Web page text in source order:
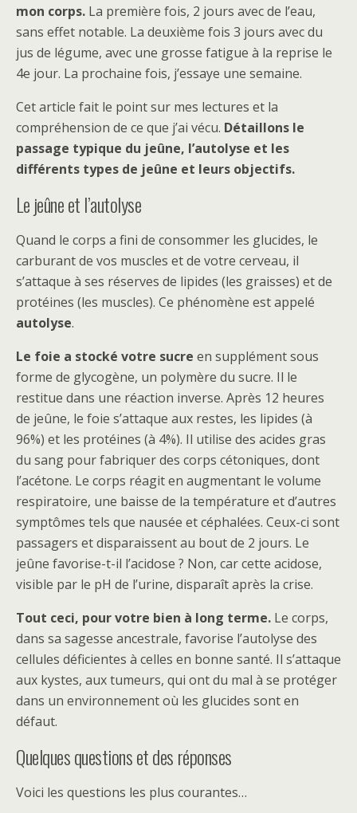
mon corps. La première fois, 2 jours avec de l’eau,
sans effet notable. La deuxième fois 3 jours avec du
jus de légume, avec une grosse fatigue à la reprise le
4e jour. La prochaine fois, j’essaye une semaine.
Cet article fait le point sur mes lectures et la
compréhension de ce que j’ai vécu. Détaillons le
passage typique du jeûne, l’autolyse et les
différents types de jeûne et leurs objectifs.
Le jeûne et l’autolyse
Quand le corps a fini de consommer les glucides, le
carburant de vos muscles et de votre cerveau, il
s’attaque à ses réserves de lipides (les graisses) et de
protéines (les muscles). Ce phénomène est appelé
autolyse.
Le foie a stocké votre sucre en supplément sous
forme de glycogène, un polymère du sucre. Il le
restitue dans une réaction inverse. Après 12 heures
de jeûne, le foie s’attaque aux restes, les lipides (à
96%) et les protéines (à 4%). Il utilise des acides gras
du sang pour fabriquer des corps cétoniques, dont
l’acétone. Le corps réagit en augmentant le volume
respiratoire, une baisse de la température et d’autres
symptômes tels que nausée et céphalées. Ceux-ci sont
passagers et disparaissent au bout de 2 jours. Le
jeûne favorise-t-il l’acidose ? Non, car cette acidose,
visible par le pH de l’urine, disparaît après la crise.
Tout ceci, pour votre bien à long terme. Le corps,
dans sa sagesse ancestrale, favorise l’autolyse des
cellules déficientes à celles en bonne santé. Il s’attaque
aux kystes, aux tumeurs, qui ont du mal à se protéger
dans un environnement où les glucides sont en
défaut.
Quelques questions et des réponses
Voici les questions les plus courantes…